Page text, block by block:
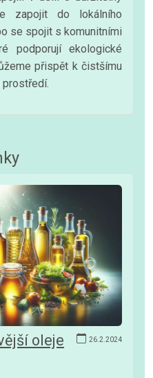
zapojit do lokálního
se spojit s komunitními
podporují ekologické
přispět k čistšímu
26.2.2024
oleje